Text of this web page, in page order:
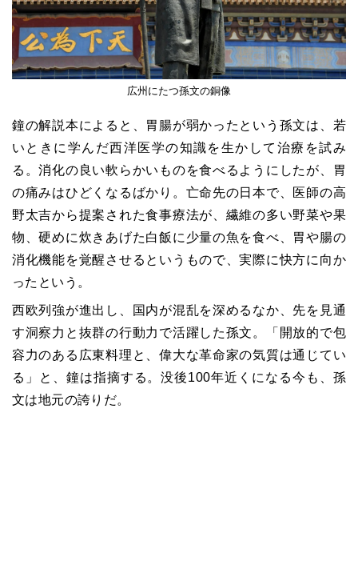
広州にたつ孫文の銅像
鐘の解説本によると、胃腸が弱かったという孫文は、若
いときに学んだ西洋医学の知識を生かして治療を試み
る。消化の良い軟らかいものを食べるようにしたが、胃
の痛みはひどくなるばかり。亡命先の日本で、医師の高
野太吉から提案された食事療法が、繊維の多い野菜や果
物、硬めに炊きあげた白飯に少量の魚を食べ、胃や腸の
消化機能を覚醒させるというもので、実際に快方に向か
ったという。
西欧列強が進出し、国内が混乱を深めるなか、先を見通
す洞察力と抜群の行動力で活躍した孫文。「開放的で包
容力のある広東料理と、偉大な革命家の気質は通じてい
る」と、鐘は指摘する。没後100年近くになる今も、孫
文は地元の誇りだ。